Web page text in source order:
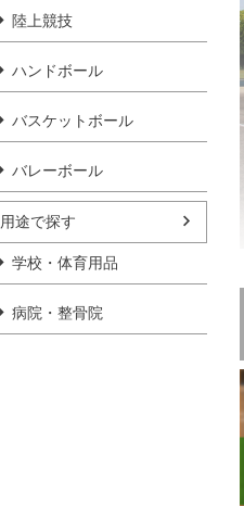
陸上競技
ハンドボール
バスケットボール
バレーボール
用途で探す
学校・体育用品
病院・整骨院